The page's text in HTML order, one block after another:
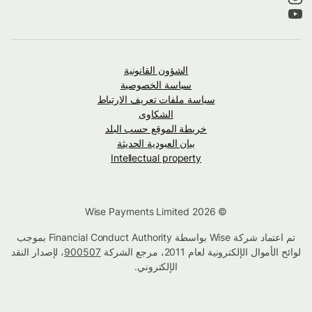
الشؤون القانونية
سياسة الخصوصية
سياسة ملفات تعريف الارتباط
الشكاوى
خريطة الموقع حسب البلد
بيان العبودية الحديثة
Intellectual property
تم اعتماد شركة Wise بواسطة Financial Conduct Authority بموجب
لوائح الأموال الإلكترونية لعام 2011، مرجع الشركة
900507، لإصدار النقد
الإلكتروني.